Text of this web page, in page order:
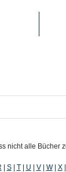
nicht alle Bücher
S| T| U V| W| X|